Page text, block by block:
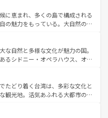
しむこともできる。 なお、新
ンツ一覧 を参照してほしい。
光、ショッピング、エンターテイ
的なスポットだ。一方、アメリカ
、グランドキャニオンやイエロー
は、音楽と美食が融合した独特の
メリカの各地域で異なる魅力を楽
と豊かな歴史を感じることができ
、新着のアメリカ
を参照してほしい。
に恵まれ、多くの島で構成される
の魅力をもっている。大自然の神
た、定番の観光地といえばオアフ
めるならマウイ島やカウアイ島が
リーンに輝く海をはじめ、豊かな
れる人々を迎えてくれるハワイの
フードやハワイアンミュージッ
など、すべてがハワイの魅力を彩
着のハワイ情報
な自然と多様な文化が魅力の国。
るシドニー・オペラハウス、オー
にそびえるウルル（エアーズロッ
い原生林やケアンズの熱帯雨林な
。また、カフェやワイン、オージ
充実しており、サーフィンやダイ
たどり着く台湾は、多彩な文化と
観光地。活気あふれる大都市の台
である台湾東部など、都市の喧騒